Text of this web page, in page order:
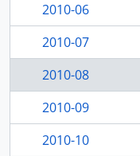
2010-06
2010-07
2010-08
2010-09
2010-10